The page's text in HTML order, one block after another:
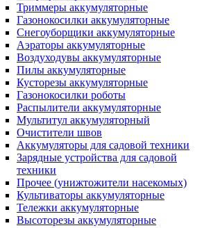
Триммеры аккумуляторные
Газонокосилки аккумуляторные
Снегоуборщики аккумуляторные
Аэраторы аккумуляторные
Воздуходувы аккумуляторные
Пилы аккумуляторные
Кусторезы аккумуляторные
Газонокосилки роботы
Распылители аккумуляторные
Мультитул аккумуляторный
Очистители швов
Аккумуляторы для садовой техники
Зарядные устройства для садовой
техники
Прочее (унижтожители насекомых)
Культиваторы аккумуляторные
Тележки аккумуляторные
Высоторезы аккумуляторные